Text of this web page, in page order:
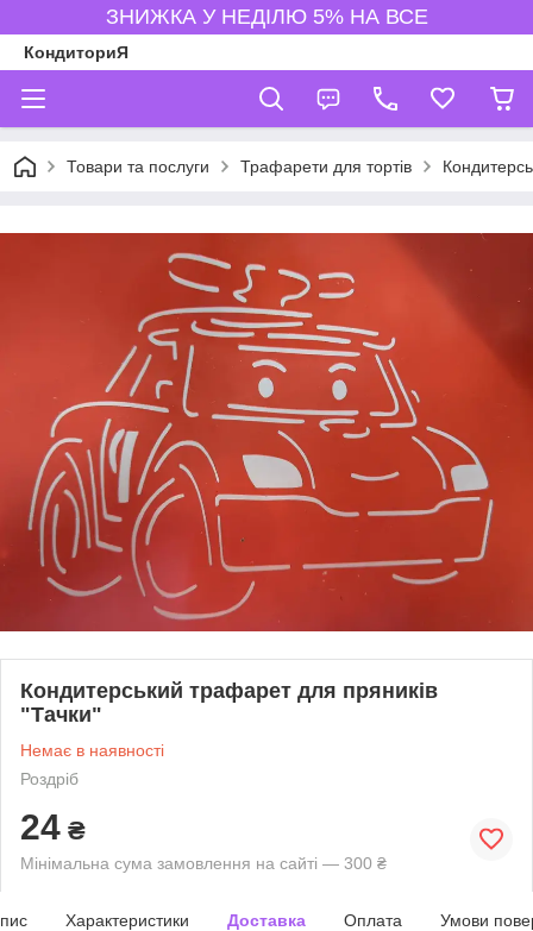
ЗНИЖКА У НЕДІЛЮ 5% НА ВСЕ
КондиториЯ
Товари та послуги Трафарети для тортів
Кондитерський трафарет для пряників
"Тачки"
Немає в наявності
Роздріб
24 ₴
Мінімальна сума замовлення на сайті — 300 ₴
Характеристики Доставка Оплата Умови